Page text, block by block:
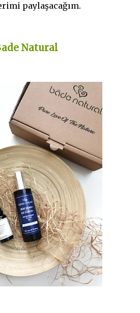
paylaşacağım.
Natural